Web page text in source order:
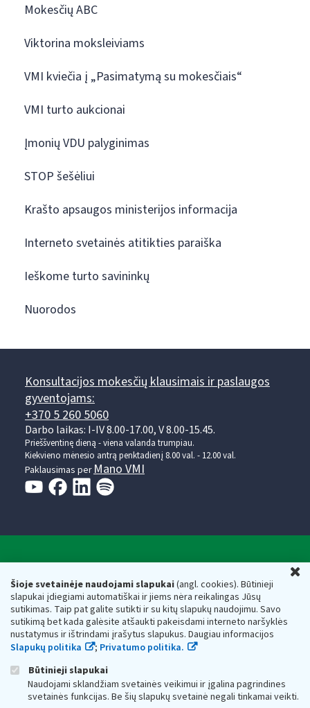
Šioje svetainėje naudojami slapukai(angl. cookies). Būtinieji
slapukai įdiegiami automatiškai ir jiems nėra reikalingas Jūsų
sutikimas. Taip pat galite sutikti ir su kitų slapukų naudojimu. Savo
sutikimą bet kada galėsite atšaukti pakeisdami interneto naršyklės
nustatymus ir ištrindami įrašytus slapukus. Daugiau informacijos
Slapukų politika
; Privatumo politika.
Būtinieji slapukai
Naudojami sklandžiam svetainės veikimui ir įgalina pagrindines
svetainės funkcijas. Be šių slapukų svetainė negali tinkamai veikti.
Mokesčių ABC
Viktorina moksleiviams
VMI kviečia į „Pasimatymą su mokesčiais“
VMI turto aukcionai
Įmonių VDU palyginimas
STOP šešėliui
Krašto apsaugos ministerijos informacija
Interneto svetainės atitikties paraiška
Ieškome turto savininkų
Nuorodos
Konsultacijos mokesčių klausimais ir paslaugos
gyventojams:
+370 5 260 5060
Darbo laikas: I-IV 8.00-17.00, V 8.00-15.45.
Prieššventinę dieną - viena valanda trumpiau.
Kiekvieno mėnesio antrą penktadienį 8.00 val. - 12.00 val.
Paklausimas per Mano VMI
Respublikos finansų ministerijos
Biudžetinė įstaiga. Juridinio asmens kodas — 188659752,
adresas: Vasario 16-osios g. 14, 01107 Vilnius, Lietuva, el.paštas:
vmi@vmi.lt, E. pristatymo dėžutės adresas 188659752
Duomenys apie Valstybinę mokesčių inspekciją prie Lietuvos
Respublikos finansų ministerijos kaupiami ir saugomi Juridinių